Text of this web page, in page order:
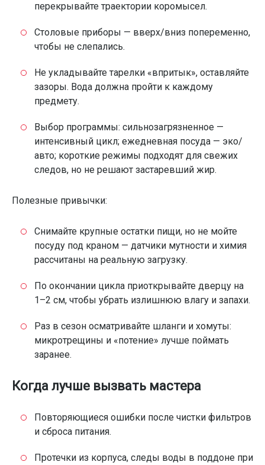
перекрывайте траектории коромысел.
Столовые приборы — вверх/вниз попеременно,
чтобы не слепались.
Не укладывайте тарелки «впритык», оставляйте
зазоры. Вода должна пройти к каждому
предмету.
Выбор программы: сильнозагрязненное —
интенсивный цикл; ежедневная посуда — эко/
авто; короткие режимы подходят для свежих
следов, но не решают застаревший жир.
Полезные привычки:
Снимайте крупные остатки пищи, но не мойте
посуду под краном — датчики мутности и химия
рассчитаны на реальную загрузку.
По окончании цикла приоткрывайте дверцу на
1–2 см, чтобы убрать излишнюю влагу и запахи.
Раз в сезон осматривайте шланги и хомуты:
микротрещины и «потение» лучше поймать
заранее.
Когда лучше вызвать мастера
Повторяющиеся ошибки после чистки фильтров
и сброса питания.
Протечки из корпуса, следы воды в поддоне при